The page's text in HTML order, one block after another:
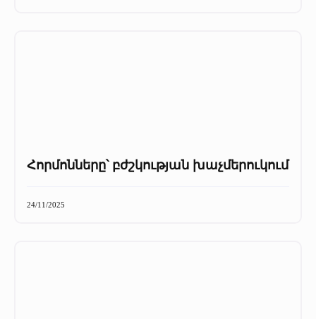
Հորմոնները՝ բժշկության խաչմերուկում
24/11/2025